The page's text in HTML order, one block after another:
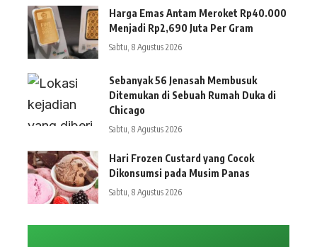
Harga Emas Antam Meroket Rp40.000
Menjadi Rp2,690 Juta Per Gram
Sabtu, 8 Agustus 2026
Sebanyak 56 Jenasah Membusuk
Ditemukan di Sebuah Rumah Duka di
Chicago
Sabtu, 8 Agustus 2026
Hari Frozen Custard yang Cocok
Dikonsumsi pada Musim Panas
Sabtu, 8 Agustus 2026